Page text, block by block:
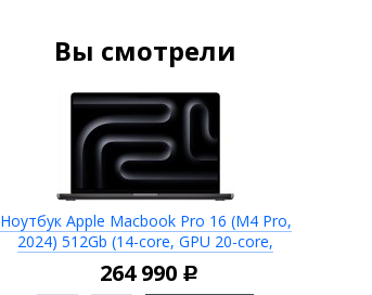
Вы смотрели
Ноутбук Apple Macbook Pro 16 (M4 Pro,
2024) 512Gb (14-core, GPU 20-core,
48GB) MX2Y3 Space Black
264 990 Р